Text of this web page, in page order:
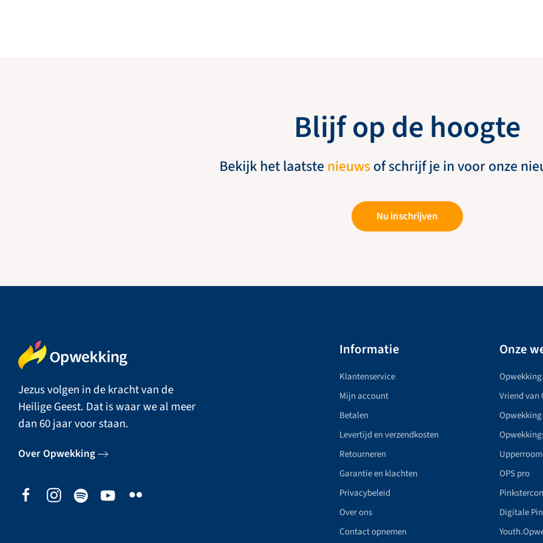
Blijf op de hoogte
Bekijk het laatste nieuwsof schrijf je in voor onze
Nu inschrijven
Jezus volgen in de kracht van de
Heilige Geest. Dat is waar we al meer
dan 60 jaar voor staan.
Over Opwekking
Informatie
Klantenservice
Mijn account
Betalen
Levertijd en verzendkosten
Retourneren
Garantie en klachten
Privacybeleid
Over ons
Contact opnemen
Onze
Vriend van
Upperroom
OPS pro
Digitale